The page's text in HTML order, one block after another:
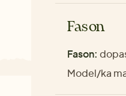
Fason
Fason:
Model/ka